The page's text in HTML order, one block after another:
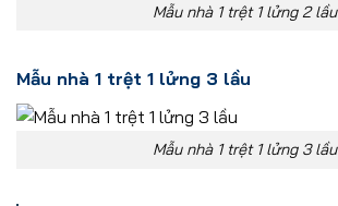
Mẫu nhà 1 trệt 1 lửng 2 lầu
Mẫu nhà 1 trệt 1 lửng 3 lầu
Mẫu nhà 1 trệt 1 lửng 3 lầu